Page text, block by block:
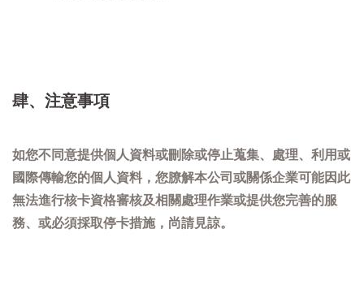
肆、注意事項
如您不同意提供個人資料或刪除或停止蒐集、處理、利用或
國際傳輸您的個人資料，您膫解本公司或關係企業可能因此
無法進行核卡資格審核及相關處理作業或提供您完善的服
務、或必須採取停卡措施，尚請見諒。